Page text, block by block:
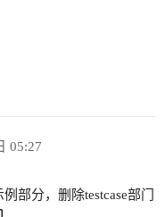
05:27
部分，删除testcase部门